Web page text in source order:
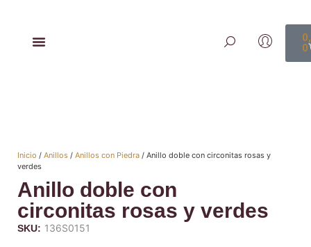
0
Inicio / Anillos / Anillos con Piedra / Anillo doble con circonitas rosas y
verdes
Anillo doble con
circonitas rosas y verdes
SKU: 136S0151